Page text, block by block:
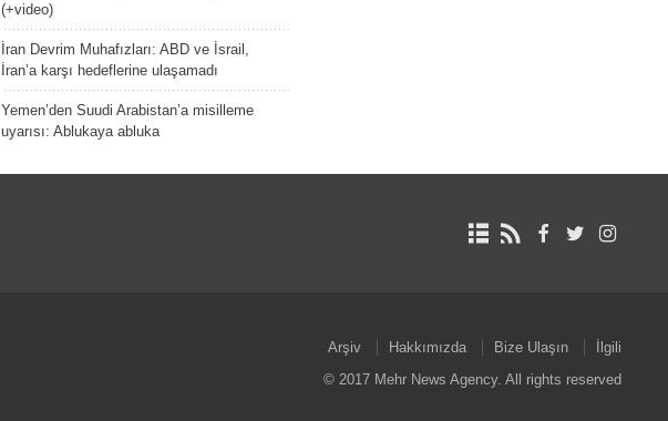
(+video)
İran Devrim Muhafızları: ABD ve İsrail,
İran’a karşı hedeflerine ulaşamadı
Yemen’den Suudi Arabistan’a misilleme
uyarısı: Ablukaya abluka
Arşiv Hakkımızda Bize Ulaşın
İlgili
© 2017 Mehr News Agency. All rights reserved